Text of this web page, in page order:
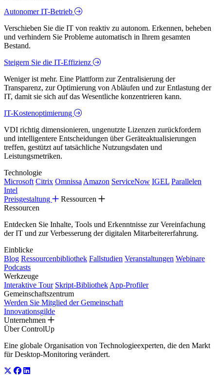
Autonomer IT-Betrieb
Verschieben Sie die IT von reaktiv zu autonom. Erkennen, beheben
und verhindern Sie Probleme automatisch in Ihrem gesamten
Bestand.
Steigern Sie die IT-Effizienz
Weniger ist mehr. Eine Plattform zur Zentralisierung der
Transparenz, zur Optimierung von Abläufen und zur Entlastung der
IT, damit sie sich auf das Wesentliche konzentrieren kann.
IT-Kostenoptimierung
VDI richtig dimensionieren, ungenutzte Lizenzen zurückfordern
und intelligentere Entscheidungen über Geräteaktualisierungen
treffen, gestützt auf tatsächliche Nutzungsdaten und
Leistungsmetriken.
Technologie
Microsoft Citrix Omnissa Amazon ServiceNow IGEL Parallelen
Intel
Preisgestaltung
Ressourcen
Ressourcen
Entdecken Sie Inhalte, Tools und Erkenntnisse zur Vereinfachung
der IT und zur Verbesserung der digitalen Mitarbeitererfahrung.
Einblicke
Blog Ressourcenbibliothek Fallstudien Veranstaltungen Webinare
Podcasts
Werkzeuge
Interaktive Tour Skript-Bibliothek App-Profiler
Gemeinschaftszentrum
Werden Sie Mitglied der Gemeinschaft
Innovationsgilde
Unternehmen
Über ControlUp
Eine globale Organisation von Technologieexperten, die den Markt
für Desktop-Monitoring verändert.